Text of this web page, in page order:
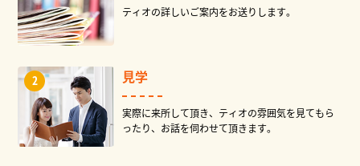
ティオの詳しいご案内をお送りします。
見学
実際に来所して頂き、ティオの雰囲気を見てもら
ったり、お話を伺わせて頂きます。